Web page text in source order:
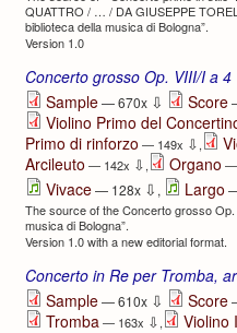
QUATTRO / … / DA GIUSEPPE
biblioteca della musica di Bologna”.
Version 1.0
Concerto grosso Op. VIII/I a
Sample— 670x ⇩ Score
Violino Primo del
Primo di rinforzo — 149x ⇩,
Arcileuto — 142x ⇩, Organo —
Vivace— 128x ⇩ , Largo
The source of the Concerto grosso Op.
musica di Bologna”.
Version 1.0 with a new editorial format.
Concerto in Re per Tromba,
Sample— 610x ⇩ Score
Tromba — 163x ⇩, Violino I